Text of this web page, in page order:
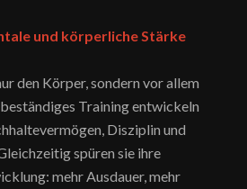
und körperliche Stärke
den Körper, sondern vor allem
Training entwickeln
Disziplin und
spüren sie ihre
mehr Ausdauer, mehr